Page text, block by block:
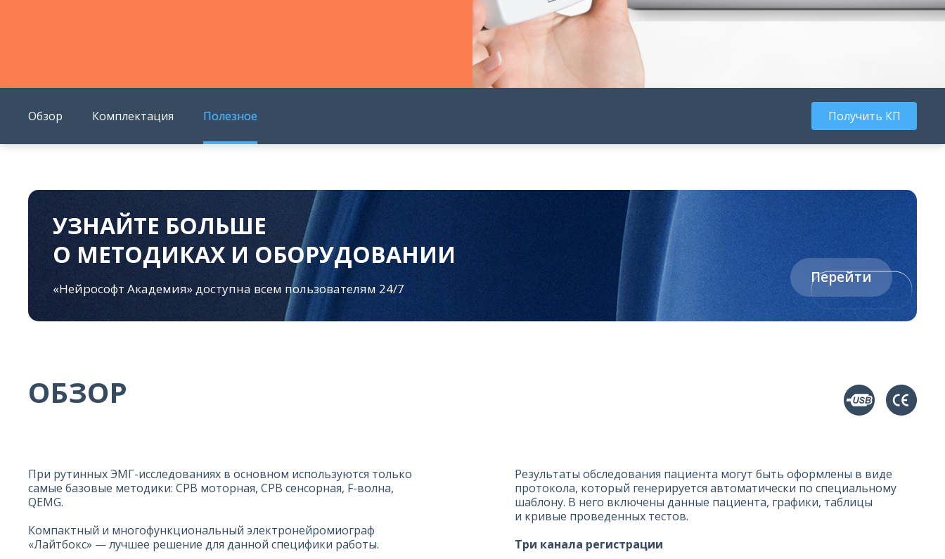
Обзор Комплектация Полезное Получить КП
УЗНАЙТЕ БОЛЬШЕ
О МЕТОДИКАХ И ОБОРУДОВАНИИ
«Нейрософт Академия» доступна всем пользователям 24/7
Перейти
ОБЗОР
При рутинных ЭМГ-исследованиях в основном используются только
самые базовые методики: СРВ моторная, СРВ сенсорная, F-волна,
QEMG.
Компактный и многофункциональный электронейромиограф
«Лайтбокс» — лучшее решение для данной специфики работы.
Результаты обследования пациента могут быть оформлены в виде
протокола, который генерируется автоматически по специальному
шаблону. В него включены данные пациента, графики, таблицы
и кривые проведенных тестов.
Три канала регистрации